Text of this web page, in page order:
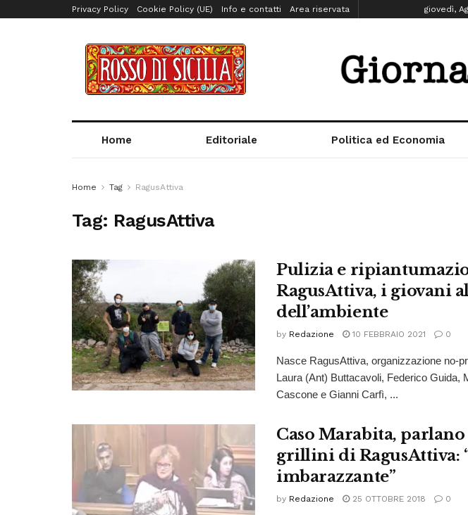
Privacy Policy Cookie Policy (UE) Info e contatti Area riservata giovedì,
Home Editoriale Politica ed Economia
Home Tag RagusAttiva
Tag: RagusAttiva
Pulizia e
RagusAttiva, i giovani
dell’ambiente
by Redazione 10 FEBBRAIO 2021 0
Nasce RagusAttiva, organizzazione no-
Laura (Ant) Buttacavoli, Federico Guida,
Cascone e Gianni Carfì, ...
Caso Marabita,
grillini di RagusAttiva:
imbarazzante”
by Redazione 25 OTTOBRE 2018 0